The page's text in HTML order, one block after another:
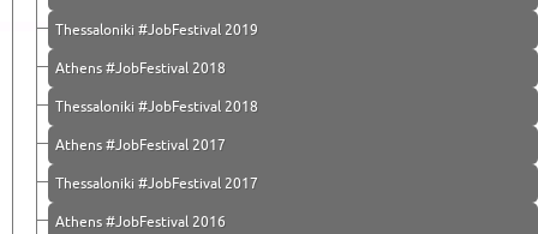
Thessaloniki #JobFestival 2019
Athens #JobFestival 2018
Thessaloniki #JobFestival 2018
Athens #JobFestival 2017
Τhessaloniki #JobFestival 2017
Athens #JobFestival 2016